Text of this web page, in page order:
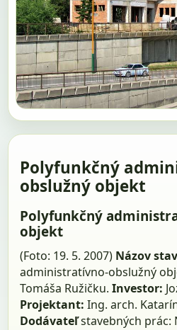
Polyfunkčný
obslužný objekt
Polyfunkčný
objekt
(Foto: 19. 5. 2007) Názov
administratívno-obslužný
Tomáša Ružičku.Investor:
Projektant: Ing. arch.
Dodávateľstavebných prác: